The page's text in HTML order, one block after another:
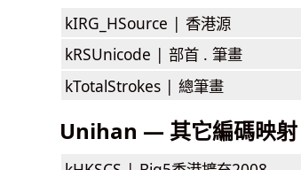
kIRG_HSource | 香港源
kRSUnicode | 部首 . 筆畫
kTotalStrokes | 總筆畫
Unihan — 其它編碼映射